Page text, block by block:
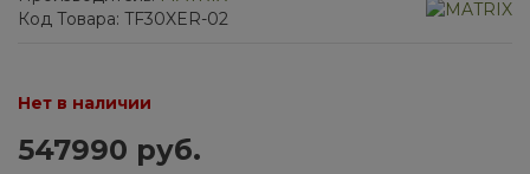
Код Товара: TF30XER-02
Нет в наличии
547990 руб.